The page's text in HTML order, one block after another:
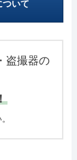
ついて
盗撮器の